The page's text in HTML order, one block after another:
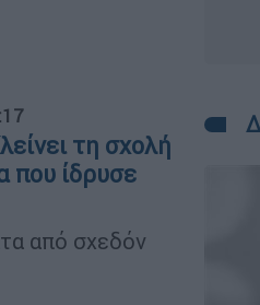
τη σχολή
που ίδρυσε
από σχεδόν